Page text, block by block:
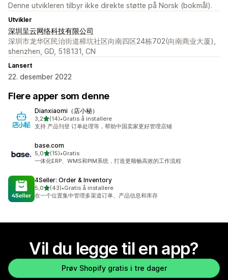
Denne utvikleren tilbyr ikke direkte støtte på Norsk (bokmål).
Utvikler
深圳呈云网络科技有限公司
深圳市龙华区民治街道樟坑社区向南四区24栋702(向南商业大厦),
shenzhen, GD, 518131, CN
Lansert
22. desember 2022
Flere apper som denne
Dianxiaomi（店小秘）
3,2av 5 stjerner
(14)
Totalt 14 omtaler
•Gratis å installere
支持 产品刊登 订单处理等，帮助中国卖家更好管理店铺
base.com
5,0av 5 stjerner
(15)
Totalt 15 omtaler
•Gratis
一体化ERP、WMS和PIM系统，打造更顺畅高效的工作流程
4Seller: Order & Inventory
5,0av 5 stjerner
(43)
Totalt 43 omtaler
•Gratis å installere
在一个位置集中管理多渠道订单、产品信息和库存
Vil du legge til en app?
Prøv Shopify gratis i tre dager